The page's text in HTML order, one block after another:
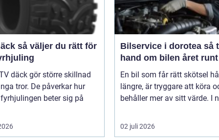
du rätt för
däck gör större skillnad
tror. De påverkar hur
beter sig på
Bilservice i dorotea så tar du
hand om bilen året runt
En bil som får rätt skötsel
längre, är tryggare att köra
behåller mer av sitt värde. I
02 juli 2026